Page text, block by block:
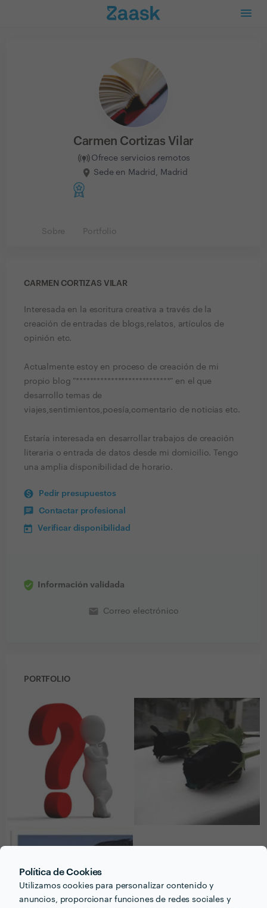
Política de Cookies
Utilizamos cookies para personalizar contenido y
anuncios, proporcionar funciones de redes sociales y
Carmen Cortizas Vilar
Ofrece servicios remotos
Sede en Madrid, Madrid
Sobre Portfolio
CARMEN CORTIZAS VILAR
Interesada en la escritura creativa a través de la
creación de entradas de blogs,relatos, artículos de
opinión etc.
Actualmente estoy en proceso de creación de mi
propio blog "***************************" en el que
desarrollo temas de
viajes,sentimientos,poesía,comentario de noticias etc.
Estaría interesada en desarrollar trabajos de creación
literaria o entrada de datos desde mi domicilio. Tengo
una amplia disponibilidad de horario.
Pedir presupuestos
Contactar profesional
Verificar disponibilidad
Información validada
email Correo electrónico
PORTFOLIO